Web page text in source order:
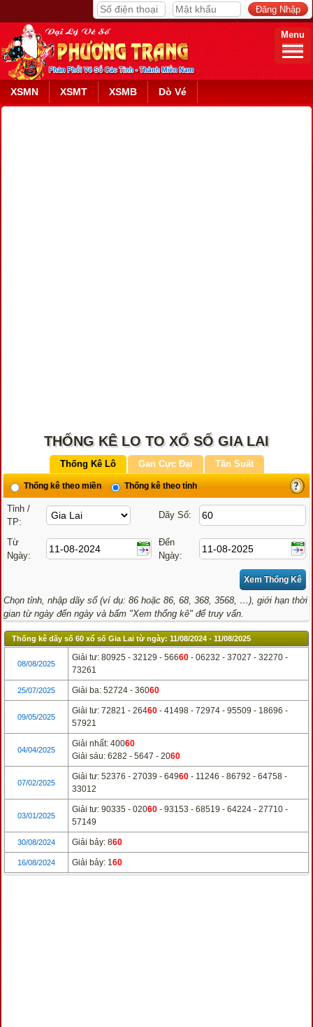
Menu
XSMN XSMT XSMB Dò Vé
THỐNG KÊ LO TO XỔ SỐ GIA LAI
Thống Kê Lô Gan Cực Đại Tần Suất
Thống kê theo miền Thống kê theo tỉnh
Tỉnh /
TP:
Dãy Số:
Từ
Ngày:
Đến
Ngày:
Chọn tỉnh, nhập dãy số (ví dụ: 86 hoặc 86, 68, 368, 3568, …), giới hạn thời
gian từ ngày đến ngày và bấm "Xem thống kê" để truy vấn.
Thống kê dãy số 60 xổ số Gia Lai từ ngày: 11/08/2024 - 11/08/2025
08/08/2025
Giải tư: 80925 - 32129 - 56660 - 06232 - 37027 - 32270 -
73261
25/07/2025 Giải ba: 52724 - 36060
09/05/2025
Giải tư: 72821 - 26460 - 41498 - 72974 - 95509 - 18696 -
57921
04/04/2025
Giải nhất: 40060
Giải sáu: 6282 - 5647 - 2060
07/02/2025
Giải tư: 52376 - 27039 - 64960 - 11246 - 86792 - 64758 -
33012
03/01/2025
Giải tư: 90335 - 02060 - 93153 - 68519 - 64224 - 27710 -
57149
30/08/2024 Giải bảy: 860
16/08/2024 Giải bảy: 160